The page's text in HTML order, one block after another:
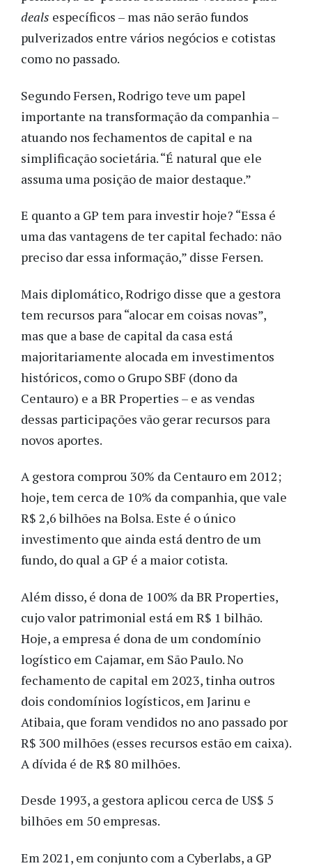
deals específicos – mas não serão fundos
pulverizados entre vários negócios e cotistas
como no passado.
Segundo Fersen, Rodrigo teve um papel
importante na transformação da companhia –
atuando nos fechamentos de capital e na
simplificação societária. “É natural que ele
assuma uma posição de maior destaque.”
E quanto a GP tem para investir hoje? “Essa é
uma das vantagens de ter capital fechado: não
preciso dar essa informação,” disse Fersen.
Mais diplomático, Rodrigo disse que a gestora
tem recursos para “alocar em coisas novas”,
mas que a base de capital da casa está
majoritariamente alocada em investimentos
históricos, como o Grupo SBF (dono da
Centauro) e a BR Properties – e as vendas
dessas participações vão gerar recursos para
novos aportes.
A gestora comprou 30% da Centauro em 2012;
hoje, tem cerca de 10% da companhia, que vale
R$ 2,6 bilhões na Bolsa. Este é o único
investimento que ainda está dentro de um
fundo, do qual a GP é a maior cotista.
Além disso, é dona de 100% da BR Properties,
cujo valor patrimonial está em R$ 1 bilhão.
Hoje, a empresa é dona de um condomínio
logístico em Cajamar, em São Paulo. No
fechamento de capital em 2023, tinha outros
dois condomínios logísticos, em Jarinu e
Atibaia, que foram vendidos no ano passado por
R$ 300 milhões (esses recursos estão em caixa).
A dívida é de R$ 80 milhões.
Desde 1993, a gestora aplicou cerca de US$ 5
bilhões em 50 empresas.
Em 2021, em conjunto com a Cyberlabs, a GP